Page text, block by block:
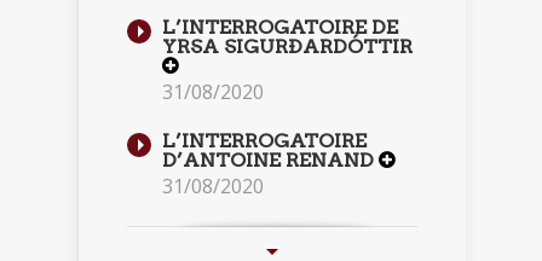
L’INTERROGATOIRE DE
YRSA SIGURÐARDÓTTIR
31/08/2020
L’INTERROGATOIRE
D’ANTOINE RENAND
31/08/2020